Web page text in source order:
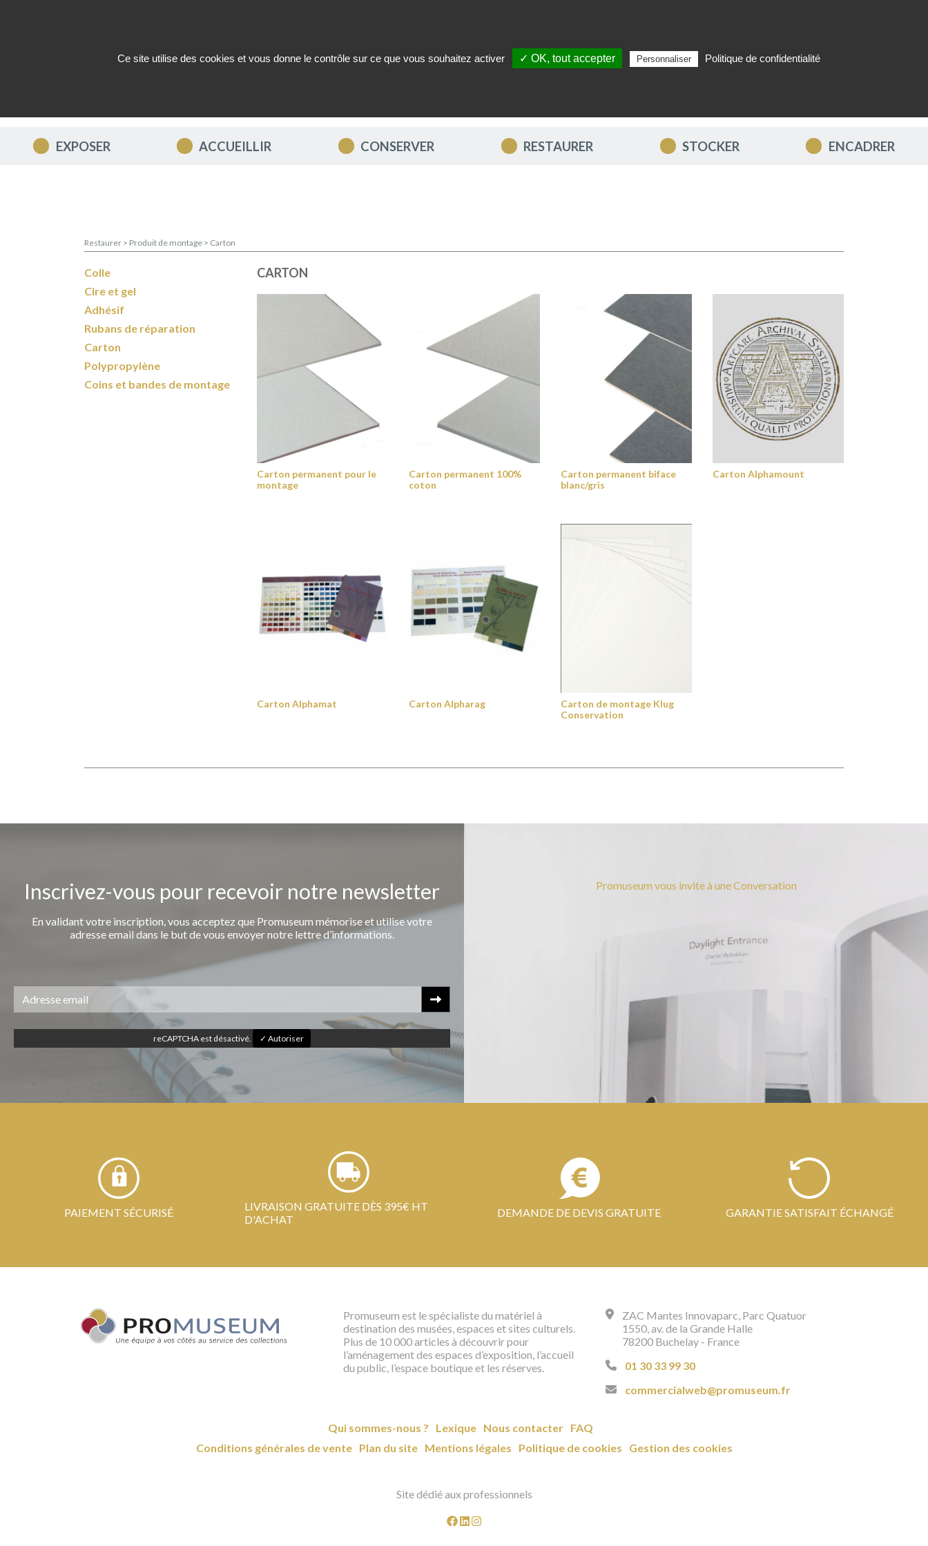
EXPOSER ACCUEILLIR CONSERVER RESTAURER STOCKER ENCADRER
Restaurer > Produit de montage > Carton
Colle
Cire et gel
Adhésif
Rubans de réparation
Carton
Polypropylène
Coins et bandes de montage
CARTON
Carton permanent pour le
montage
Carton permanent 100%
coton
Carton permanent biface
blanc/gris
Carton Alphamount
Carton Alphamat Carton Alpharag
Carton de montage Klug
Conservation
Inscrivez-vous pour recevoir notre newsletter
En validant votre inscription, vous acceptez que Promuseum mémorise et utilise votre
adresse email dans le but de vous envoyer notre lettre d’informations.
reCAPTCHA est désactivé. ✓ Autoriser
Promuseum vous invite à une Conversation
PAIEMENT SÉCURISÉ
LIVRAISON GRATUITE DÈS 395€ HT
D'ACHAT
DEMANDE DE DEVIS GRATUITE GARANTIE SATISFAIT ÉCHANGÉ
Promuseum est le spécialiste du matériel à
destination des musées, espaces et sites culturels.
Plus de 10 000 articles à découvrir pour
l’aménagement des espaces d’exposition, l’accueil
du public, l’espace boutique et les réserves.
ZAC Mantes Innovaparc, Parc Quatuor
1550, av. de la Grande Halle
78200 Buchelay - France
01 30 33 99 30
commercialweb@promuseum.fr
Qui sommes-nous ? Lexique Nous contacter FAQ
Conditions générales de vente
Plan du site Mentions légales Politique de cookies Gestion des cookies
Site dédié aux professionnels
Ce site utilise des cookies et vous donne le contrôle sur ce que vous souhaitez activer ✓ OK, tout accepter Personnaliser Politique de confidentialité